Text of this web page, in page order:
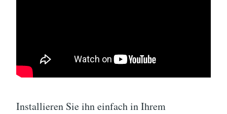
Installieren Sie ihn einfach in Ihrem